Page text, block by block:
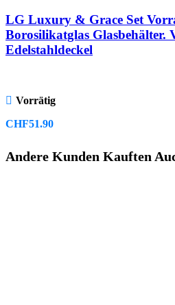
LG Luxury & Grace Set
Borosilikatglas Glasbehälter.
Edelstahldeckel
Vorrätig
CHF51.90
Andere Kunden Kauften